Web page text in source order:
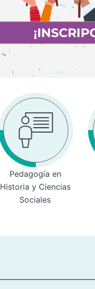
Pedagogía en
Historia y Ciencias
Sociales